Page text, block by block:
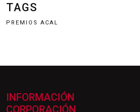
TAGS
PREMIOS ACAL
INFORMACIÓN
CORPORACIÓN